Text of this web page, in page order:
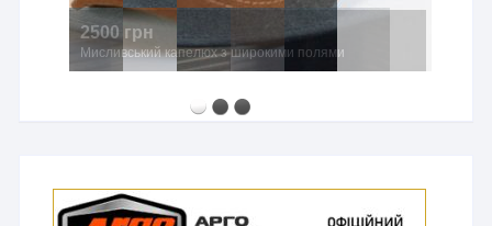
2500 грн
Мисливський капелюх з широкими полями